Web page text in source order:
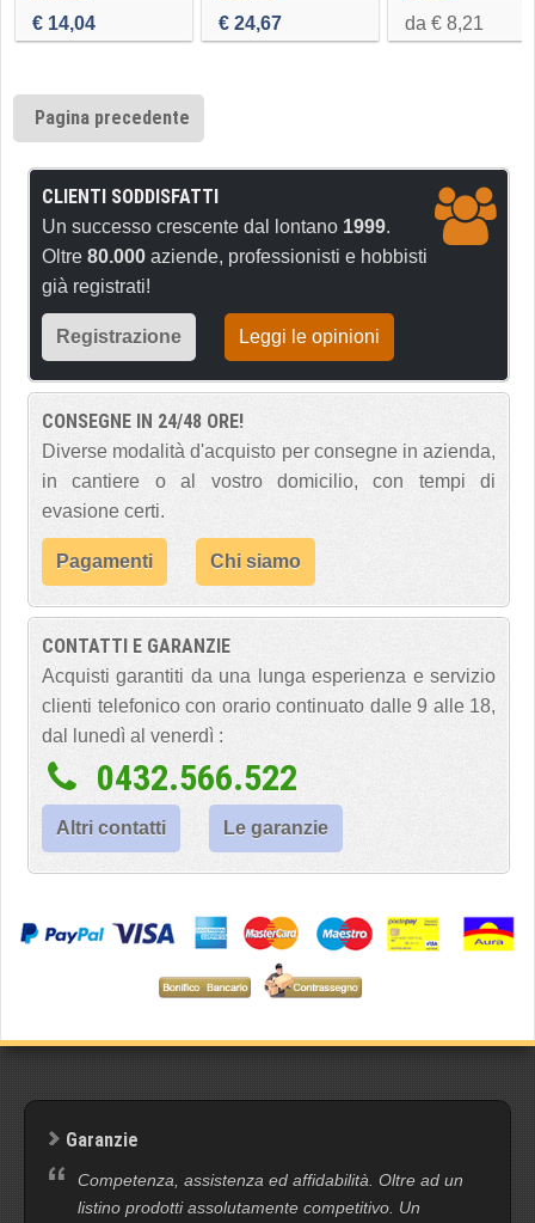
€ 14,04 € 24,67 da € 8,21
Pagina precedente
CLIENTI SODDISFATTI
Un successo crescente dal lontano 1999.
Oltre 80.000 aziende, professionisti e hobbisti
già registrati!
Registrazione Leggi le opinioni
CONSEGNE IN 24/48 ORE!
Diverse modalità d'acquisto per consegne in azienda,
in cantiere o al vostro domicilio, con tempi di
evasione certi.
Pagamenti Chi siamo
CONTATTI E GARANZIE
Acquisti garantiti da una lunga esperienza e servizio
clienti telefonico con orario continuato dalle 9 alle 18,
dal lunedì al venerdì :
0432.566.522
Altri contatti Le garanzie
Garanzie
Competenza, assistenza ed affidabilità. Oltre ad un
listino prodotti assolutamente competitivo. Un